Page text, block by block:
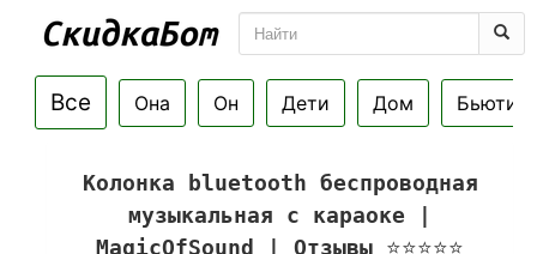
Все Она Он Дети Дом Бьюти
Колонка bluetooth беспроводная
музыкальная с караоке |
MagicOfSound | Отзывы ⭐⭐⭐⭐⭐